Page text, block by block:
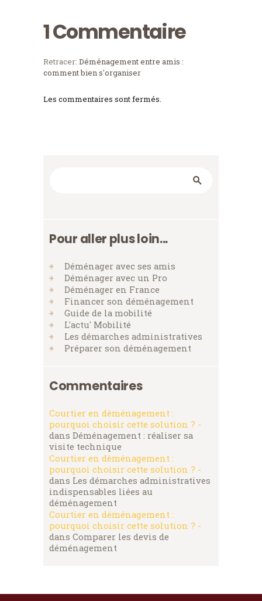
1 Commentaire
Retracer: Déménagement entre amis :
comment bien s'organiser
Les commentaires sont fermés.
Pour aller plus loin...
Déménager avec ses amis
Déménager avec un Pro
Déménager en France
Financer son déménagement
Guide de la mobilité
L'actu' Mobilité
Les démarches administratives
Préparer son déménagement
Commentaires
Courtier en déménagement :
pourquoi choisir cette solution ? -
dans Déménagement : réaliser sa
visite technique
Courtier en déménagement :
pourquoi choisir cette solution ? -
dans Les démarches administratives
indispensables liées au
déménagement
Courtier en déménagement :
pourquoi choisir cette solution ? -
dans Comparer les devis de
déménagement